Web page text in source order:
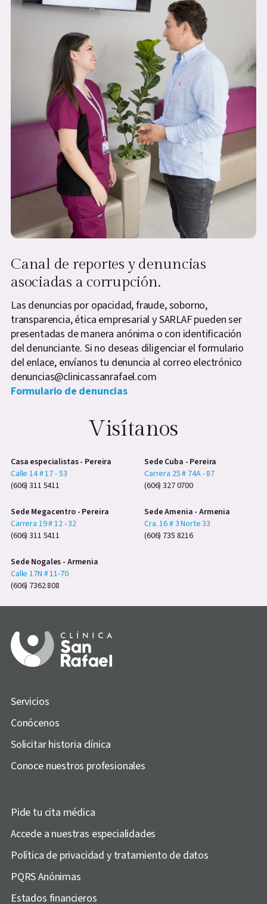
Canal de reportes y denuncias
asociadas a corrupción.
Las denuncias por opacidad, fraude, soborno,
transparencia, ética empresarial y SARLAF pueden ser
presentadas de manera anónima o con identificación
del denunciante. Si no deseas diligenciar el formulario
del enlace, envíanos tu denuncia al correo electrónico
denuncias@clinicassanrafael.com
Formulario de denuncias
Visítanos
Casa especialistas - Pereira
Calle 14 # 17 - 53
(606) 311 5411
Sede Cuba - Pereira
Carrera 25 # 74A - 87
(606) 327 0700
Sede Megacentro - Pereira
Carrera 19 # 12 - 32
(606) 311 5411
Sede Amenia - Armenia
Cra. 16 # 3 Norte 33
(606) 735 8216
Sede Nogales - Armenia
Calle 17N # 11-70
(606) 7362 808
Servicios
Conócenos
Solicitar historia clínica
Conoce nuestros profesionales
Pide tu cita médica
Accede a nuestras especialidades
Política de privacidad y tratamiento de datos
PQRS Anónimas
Estados financieros